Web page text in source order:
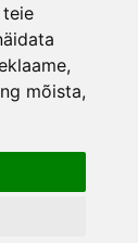
mõista,